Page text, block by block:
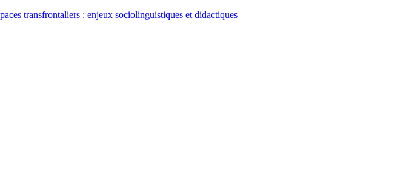
transfrontaliers : enjeux sociolinguistiques et didactiques